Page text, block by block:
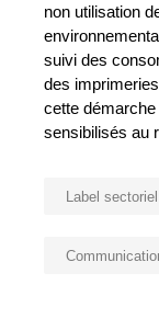
non utilisation
suivi des
des
cette
sensibilisés au
Label sectoriel